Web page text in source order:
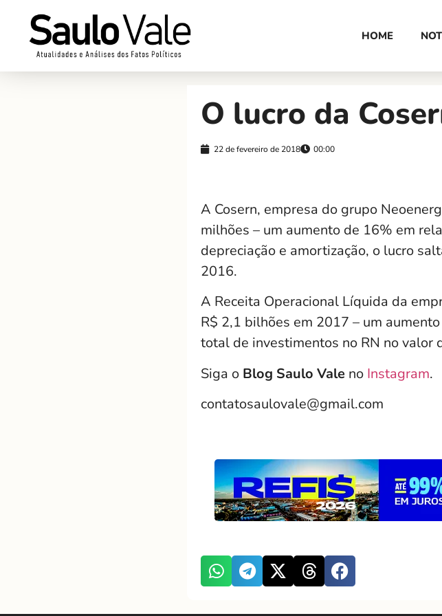
HOME
O lucro da
22 de fevereiro de 2018 00:00
A Cosern, empresa do grupo
milhões – um aumento de 16% em
depreciação e amortização, o lucro
2016.
A Receita Operacional Líquida da
R$ 2,1 bilhões em 2017 – um
total de investimentos no RN no valor
Siga o Blog Saulo Vale no Instagram.
contatosaulovale@gmail.com